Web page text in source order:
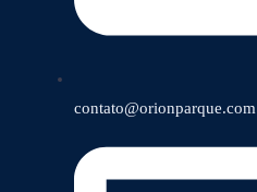
contato@orionparque.com